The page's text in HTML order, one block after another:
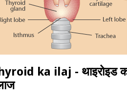
ka ilaj - थाइरोइड